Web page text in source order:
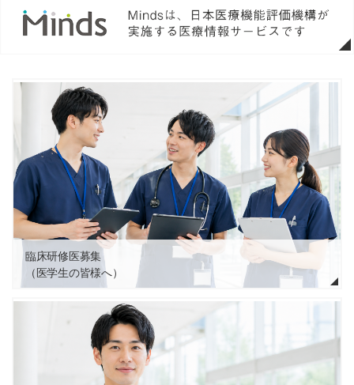
臨床研修医募集
（医学生の皆様へ）